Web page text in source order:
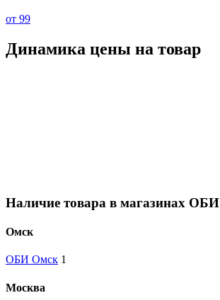
от 99
Динамика цены на товар
Наличие товара в магазинах ОБИ
Омск
ОБИ Омск 1
Москва